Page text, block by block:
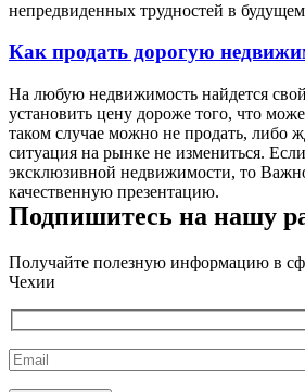
непредвиденных трудностей в
Как продать дорогую
На любую недвижимость найдется
установить цену дороже того, что
таком случае можно не продать, либо
ситуация на рынке не измениться.
эксклюзивной недвижимости, то
качественную презентацию.
Подпишитесь на нашу
Получайте полезную информацию в
Чехии